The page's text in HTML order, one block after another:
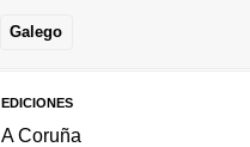
Galego
EDICIONES
A Coruña